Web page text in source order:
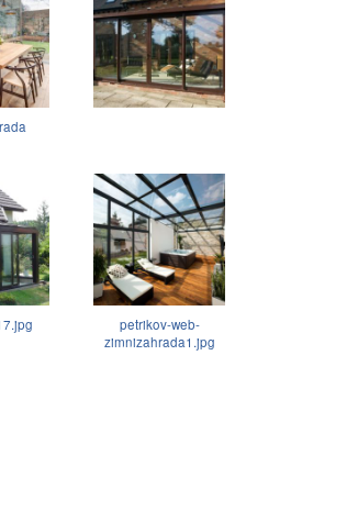
petrikov-web-
zimnizahrada1.jpg